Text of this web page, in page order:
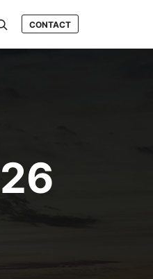
CONTACT